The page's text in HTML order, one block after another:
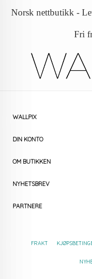
Norsk nettbutikk -
Fri
WALLPIX
DIN KONTO
OM BUTIKKEN
NYHETSBREV
PARTNERE
FRAKT